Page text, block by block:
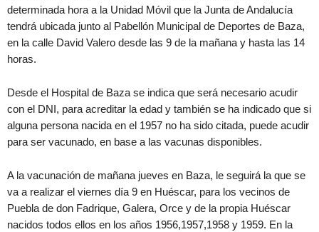
determinada hora a la Unidad Móvil que la Junta de Andalucía
tendrá ubicada junto al Pabellón Municipal de Deportes de Baza,
en la calle David Valero desde las 9 de la mañana y hasta las 14
horas.
Desde el Hospital de Baza se indica que será necesario acudir
con el DNI, para acreditar la edad y también se ha indicado que si
alguna persona nacida en el 1957 no ha sido citada, puede acudir
para ser vacunado, en base a las vacunas disponibles.
A la vacunación de mañana jueves en Baza, le seguirá la que se
va a realizar el viernes día 9 en Huéscar, para los vecinos de
Puebla de don Fadrique, Galera, Orce y de la propia Huéscar
nacidos todos ellos en los años 1956,1957,1958 y 1959. En la